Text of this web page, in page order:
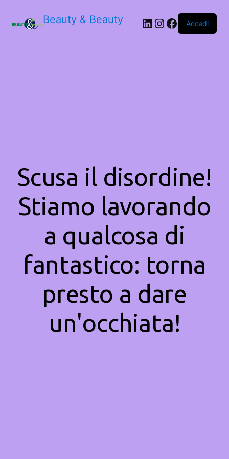
Beauty & Beauty LinkedIn
Instagram
Facebook
Accedi
Scusa il disordine!
Stiamo lavorando
a qualcosa di
fantastico: torna
presto a dare
un'occhiata!